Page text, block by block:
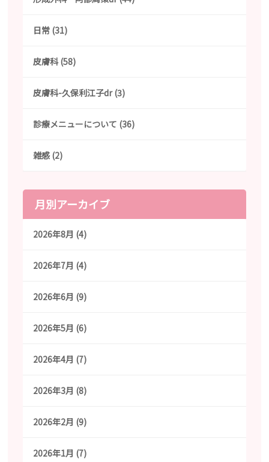
日常 (31)
皮膚科 (58)
皮膚科-久保利江子dr (3)
診療メニューについて (36)
雑感 (2)
月別アーカイブ
2026年8月 (4)
2026年7月 (4)
2026年6月 (9)
2026年5月 (6)
2026年4月 (7)
2026年3月 (8)
2026年2月 (9)
2026年1月 (7)